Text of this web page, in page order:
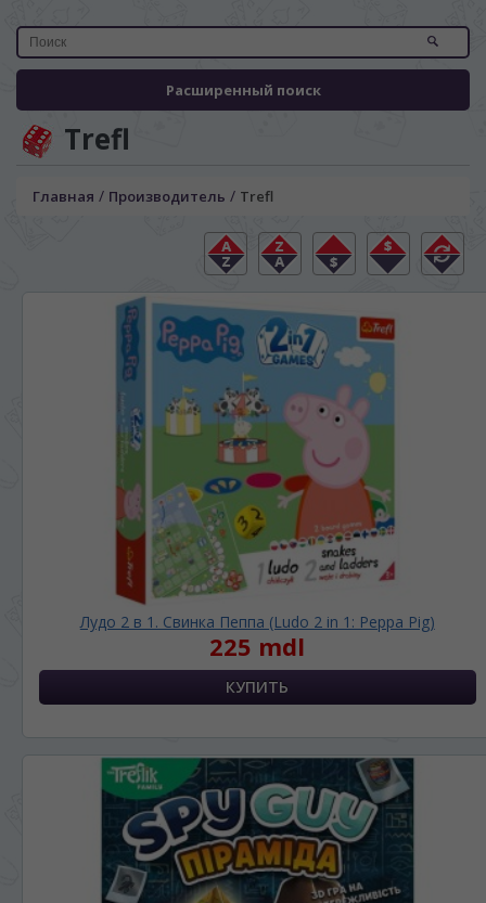
Расширенный поиск
Trefl
Главная / Производитель / Trefl
Лудо 2 в 1. Свинка Пеппа (Ludo 2 in 1: Peppa Pig)
225 mdl
ЯЗЫК САЙТА / LIMBA SITE-ULUI
На каком языке Вы хотите
просматривать наш сайт?
În ce limbă ați dori să vedeți site-ul nostru?